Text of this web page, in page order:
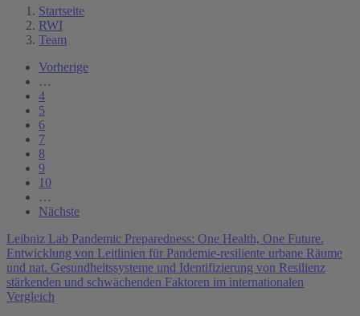
Startseite
RWI
Team
Vorherige
…
4
5
6
7
8
9
10
…
Nächste
Leibniz Lab Pandemic Preparedness: One Health, One Future.
Entwicklung von Leitlinien für Pandemie-resiliente urbane Räume
und nat. Gesundheitssysteme und Identifizierung von Resilienz
stärkenden und schwächenden Faktoren im internationalen
Vergleich